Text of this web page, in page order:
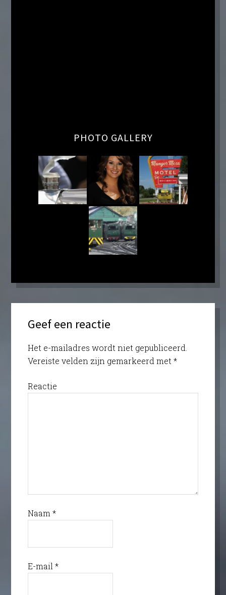
PHOTO GALLERY
Geef een reactie
Het e-mailadres wordt niet gepubliceerd.
Vereiste velden zijn gemarkeerd met*
Reactie
Naam*
E-mail*